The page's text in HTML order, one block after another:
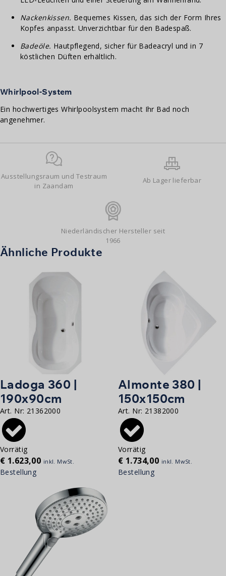
Nackenkissen. Bequemes Kissen, das sich der Form Ihres
Kopfes anpasst. Unverzichtbar für den Badespaß.
Badeöle. Hautpflegend, sicher für Badeacryl und in 7
köstlichen Düften erhältlich.
Whirlpool-System
Ein hochwertiges Whirlpoolsystem macht Ihr Bad noch
angenehmer.
Ausstellungsraum und Testraum
in Zaandam
Ab Lager lieferbar
Niederländischer Hersteller seit
1966
Ähnliche Produkte
Ladoga 360 |
190x90cm
Art. Nr: 21362000
Vorrätig
€ 1.623,00 inkl. MwSt.
Bestellung
Almonte 380 |
150x150cm
Art. Nr: 21382000
Vorrätig
€ 1.734,00 inkl. MwSt.
Bestellung